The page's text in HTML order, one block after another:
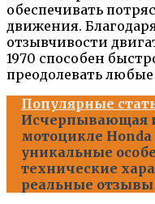
обеспечивать
движения.
отзывчивости
1970 способен
преодолевать
Популярные
Исчерпывающая
мотоцикле Honda
уникальные
технические
реальные отзывы